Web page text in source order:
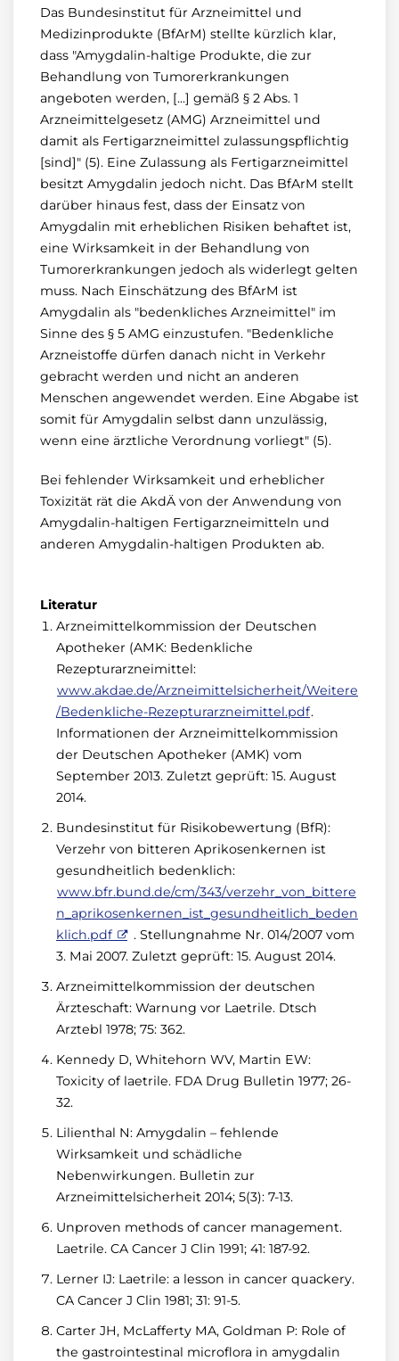
Das Bundesinstitut für Arzneimittel und
Medizinprodukte (BfArM) stellte kürzlich klar,
dass "Amygdalin-haltige Produkte, die zur
Behandlung von Tumorerkrankungen
angeboten werden, [...] gemäß § 2 Abs. 1
Arzneimittelgesetz (AMG) Arzneimittel und
damit als Fertigarzneimittel zulassungspflichtig
[sind]" (5). Eine Zulassung als Fertigarzneimittel
besitzt Amygdalin jedoch nicht. Das BfArM stellt
darüber hinaus fest, dass der Einsatz von
Amygdalin mit erheblichen Risiken behaftet ist,
eine Wirksamkeit in der Behandlung von
Tumorerkrankungen jedoch als widerlegt gelten
muss. Nach Einschätzung des BfArM ist
Amygdalin als "bedenkliches Arzneimittel" im
Sinne des § 5 AMG einzustufen. "Bedenkliche
Arzneistoffe dürfen danach nicht in Verkehr
gebracht werden und nicht an anderen
Menschen angewendet werden. Eine Abgabe ist
somit für Amygdalin selbst dann unzulässig,
wenn eine ärztliche Verordnung vorliegt" (5).
Bei fehlender Wirksamkeit und erheblicher
Toxizität rät die AkdÄ von der Anwendung von
Amygdalin-haltigen Fertigarzneimitteln und
anderen Amygdalin-haltigen Produkten ab.
Literatur
Arzneimittelkommission der Deutschen
Apotheker (AMK: Bedenkliche
Rezepturarzneimittel:
www.akdae.de/Arzneimittelsicherheit/Weitere
/Bedenkliche-Rezepturarzneimittel.pdf.
Informationen der Arzneimittelkommission
der Deutschen Apotheker (AMK) vom
September 2013. Zuletzt geprüft: 15. August
2014.
Bundesinstitut für Risikobewertung (BfR):
Verzehr von bitteren Aprikosenkernen ist
gesundheitlich bedenklich:
www.bfr.bund.de/cm/343/verzehr_von_bittere
n_aprikosenkernen_ist_gesundheitlich_beden
klich.pdf
. Stellungnahme Nr. 014/2007 vom
3. Mai 2007. Zuletzt geprüft: 15. August 2014.
Arzneimittelkommission der deutschen
Ärzteschaft: Warnung vor Laetrile. Dtsch
Arztebl 1978; 75: 362.
Kennedy D, Whitehorn WV, Martin EW:
Toxicity of laetrile. FDA Drug Bulletin 1977; 26-
32.
Lilienthal N: Amygdalin – fehlende
Wirksamkeit und schädliche
Nebenwirkungen. Bulletin zur
Arzneimittelsicherheit 2014; 5(3): 7-13.
Unproven methods of cancer management.
Laetrile. CA Cancer J Clin 1991; 41: 187-92.
Lerner IJ: Laetrile: a lesson in cancer quackery.
CA Cancer J Clin 1981; 31: 91-5.
Carter JH, McLafferty MA, Goldman P: Role of
the gastrointestinal microflora in amygdalin